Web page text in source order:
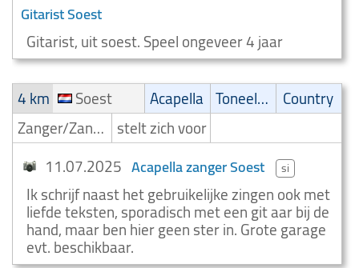
Gitarist Soest
Gitarist, uit soest. Speel ongeveer 4 jaar
4 km
Soest Acapella Toneelmuziek/Musical Country
Zanger/Zangeres stelt zich voor
11.07.2025 Acapella zanger Soest si
Ik schrijf naast het gebruikelijke zingen ook met
liefde teksten, sporadisch met een git aar bij de
hand, maar ben hier geen ster in. Grote garage
evt. beschikbaar.